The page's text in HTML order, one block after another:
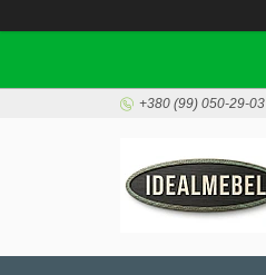
+380 (99) 050-29-03